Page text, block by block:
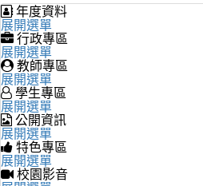
年度資料
展開選單
行政專區
展開選單
教師專區
展開選單
學生專區
展開選單
公開資訊
展開選單
特色專區
展開選單
校園影音